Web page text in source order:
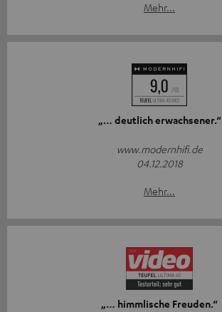
Mehr...
„… deutlich erwachsener.“
www.modernhifi.de
04.12.2018
Mehr...
„… himmlische Freuden.“